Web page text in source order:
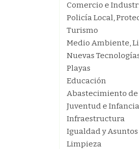
Comercio e
Policía Local,
Turismo
Medio Ambiente,
Nuevas
Playas
Educación
Abastecimiento de
Juventud e Infancia
Infraestructura
Igualdad y Asuntos
Limpieza